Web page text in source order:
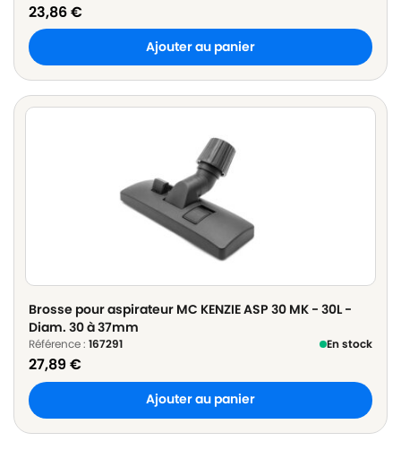
23,86€
Ajouter au panier
Brosse pour aspirateur MC KENZIE ASP 30 MK - 30L -
Diam. 30 à 37mm
Référence : 167291 En stock
27,89€
Ajouter au panier